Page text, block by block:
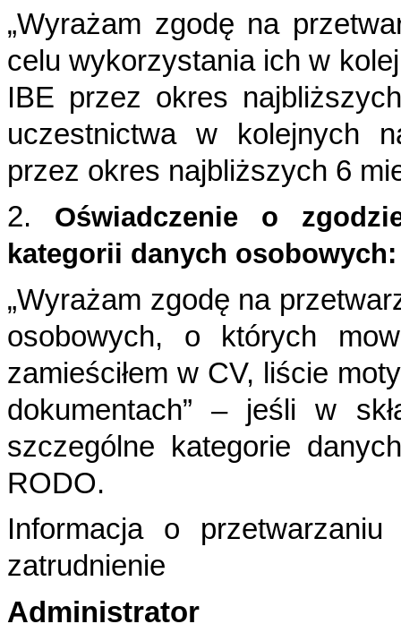
„Wyrażam zgodę na
celu wykorzystania ich w
IBE przez okres
uczestnictwa w kolejnych
przez okres najbliższych 6
2. Oświadczenie o
kategorii danych osobowych:
„Wyrażam zgodę na
osobowych, o których
zamieściłem w CV, liście
dokumentach” – jeśli w
szczególne
kategorie
RODO.
Informacja o
zatrudnienie
Administrator